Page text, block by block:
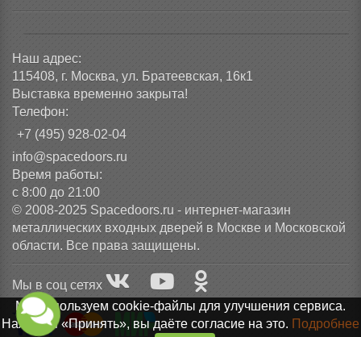
Наш адрес:
115408, г. Москва, ул. Братеевская, 16к1
Выставка временно закрыта!
Телефон:
+7 (495) 928-02-04
info@spacedoors.ru
Время работы:
с 8:00 до 21:00
© 2008-2025 Spacedoors.ru - интернет-магазин
металлических входных дверей в Москве и Московской
области. Все права защищены.
Мы в соц сетях
Мы используем cookie-файлы для улучшения сервиса.
Нажимая «Принять», вы даёте согласие на это. Подробнее